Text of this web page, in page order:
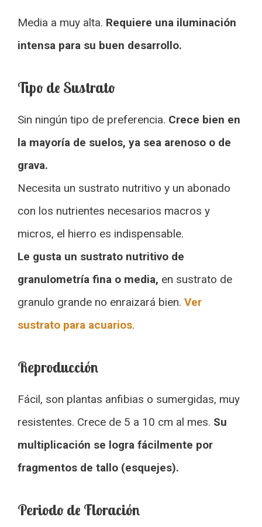
Media a muy alta. Requiere una iluminación
intensa para su buen desarrollo.
Tipo de Sustrato
Sin ningún tipo de preferencia. Crece bien en
la mayoría de suelos, ya sea arenoso o de
grava.
Necesita un sustrato nutritivo y un abonado
con los nutrientes necesarios macros y
micros, el hierro es indispensable.
Le gusta un sustrato nutritivo de
granulometría fina o media, en sustrato de
granulo grande no enraizará bien. Ver
sustrato para acuarios.
Reproducción
Fácil, son plantas anfibias o sumergidas, muy
resistentes. Crece de 5 a 10 cm al mes. Su
multiplicación se logra fácilmente por
fragmentos de tallo (esquejes).
Periodo de Floración